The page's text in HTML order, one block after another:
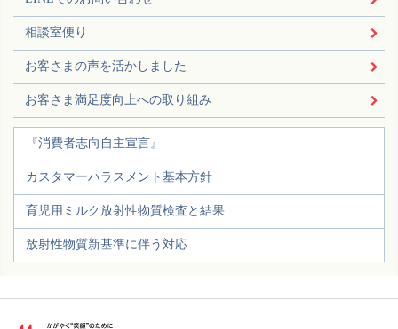
相談室便り
お客さまの声を活かしました
お客さま満足度向上への取り組み
『消費者志向自主宣言』
カスタマーハラスメント基本方針
育児用ミルク放射性物質検査と結果
放射性物質新基準に伴う対応